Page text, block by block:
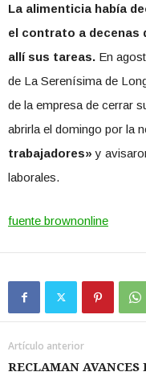
La alimenticia había
el contrato a decenas
allí sus tareas. En
de La Serenísima de
de la empresa de cerrar
abrirla el domingo por la
trabajadores»y
laborales.
fuente brownonline
Artículo anterior
RECLAMAN AVANCES